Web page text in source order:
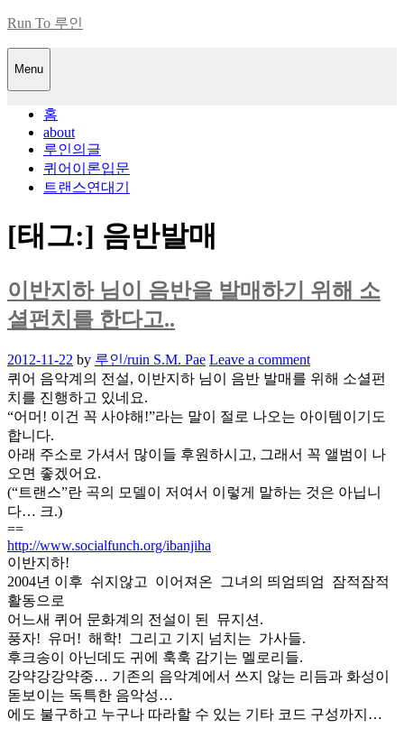
Skip
content
Run To 루인
Menu
홈
about
루인의글
퀴어이론입문
트랜스연대기
[태그:] 음반발매
이반지하 님이 음반을 발매하기 위해 소
셜펀치를 한다고..
Posted
on
2012-11-22 by 루인/ruin S.M. Pae Leave a comment
퀴어 음악계의 전설, 이반지하 님이 음반 발매를 위해 소셜펀
치를 진행하고 있네요.
“어머! 이건 꼭 사야해!”라는 말이 절로 나오는 아이템이기도
합니다.
아래 주소로 가셔서 많이들 후원하시고, 그래서 꼭 앨범이 나
오면 좋겠어요.
(“트랜스”란 곡의 모델이 저여서 이렇게 말하는 것은 아닙니
다… 크.)
==
http://www.socialfunch.org/ibanjiha
이반지하!
2004년 이후 쉬지않고 이어져온 그녀의 띄엄띄엄 잠적잠적
활동으로
어느새 퀴어 문화계의 전설이 된 뮤지션.
풍자! 유머! 해학! 그리고 기지 넘치는 가사들.
후크송이 아닌데도 귀에 훅훅 감기는 멜로리들.
강약강강약중… 기존의 음악계에서 쓰지 않는 리듬과 화성이
돋보이는 독특한 음악성…
에도 불구하고 누구나 따라할 수 있는 기타 코드 구성까지…